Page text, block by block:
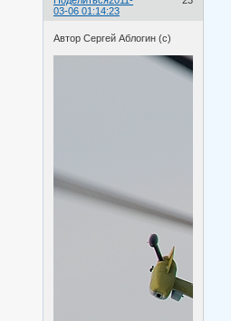
03-06 01:14:23
Автор Сергей Аблогин (c)